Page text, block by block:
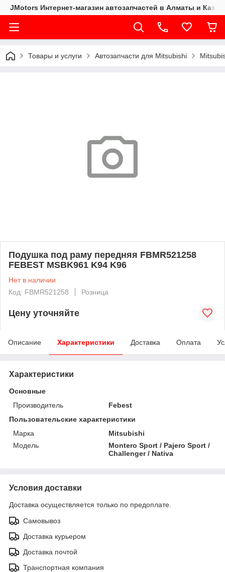
JMotors Интернет-магазин автозапчастей в Алматы и
Товары и услуги Автозапчасти для Mitsubishi
Подушка под раму передняя FBMR521258
FEBEST MSBK961 K94 K96
Нет в наличии
Код: FBMR521258
Розница
Цену уточняйте
Описание Характеристики Доставка Оплата
Характеристики
Основные
Производитель
Febest
Пользовательские характеристики
Марка
Mitsubishi
Модель
Montero Sport / Pajero Sport /
Challenger / Nativa
Условия доставки
Доставка осуществляется только по предоплате.
Самовывоз
Доставка курьером
Доставка почтой
Транспортная компания